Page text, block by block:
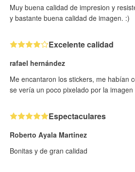
Muy buena calidad de impresion y
y bastante buena calidad de imagen. :)
Excelente calidad
rafael hernández
Me encantaron los stickers, me habían
se vería un poco pixelado por la
Espectaculares
Roberto Ayala Martinez
Bonitas y de gran calidad